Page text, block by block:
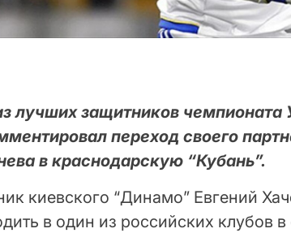
лучших защитников чемпионата
переход своего
в краснодарскую “Кубань”.
киевского “Динамо” Евгений
в один из российских клубов